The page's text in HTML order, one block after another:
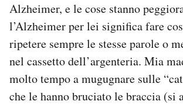
Alzheimer, e le cose stanno
l’Alzheimer per lei significa fare
ripetere sempre le stesse parole o
nel cassetto dell’argenteria. Mia
molto tempo a mugugnare sulle
che le hanno bruciato le braccia (si